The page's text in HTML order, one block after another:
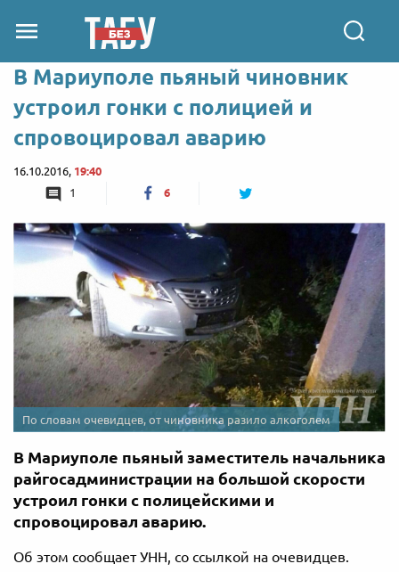
В Мариуполе пьяный чиновник
устроил гонки с полицией и
спровоцировал аварию
16.10.2016, 19:40
1
6
По словам очевидцев, от чиновника разило алкоголем
В Мариуполе пьяный заместитель начальника
райгосадминистрации на большой скорости
устроил гонки с полицейскими и
спровоцировал аварию.
Об этом сообщает УНН, со ссылкой на очевидцев.